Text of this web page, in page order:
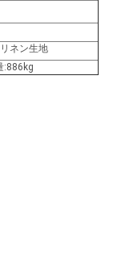
ネン生地
:886kg